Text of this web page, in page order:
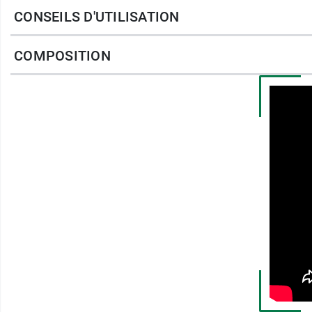
Étui fabriqué à partir de 80% minimum
Formule Vegane
Ecocert Cosmos Organic
CONSEILS D'UTILISATION
COMPOSITION